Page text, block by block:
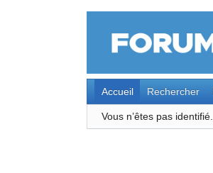
Accueil Rechercher
Vous n’êtes pas identifié.